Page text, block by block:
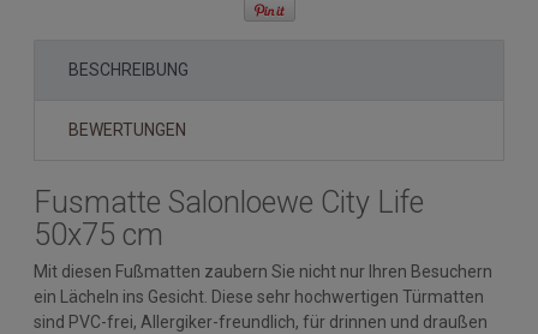
BESCHREIBUNG
BEWERTUNGEN
Fusmatte Salonloewe City Life
50x75 cm
Mit diesen Fußmatten zaubern Sie nicht nur Ihren Besuchern
ein Lächeln ins Gesicht. Diese sehr hochwertigen Türmatten
sind PVC-frei, Allergiker-freundlich, für drinnen und draußen